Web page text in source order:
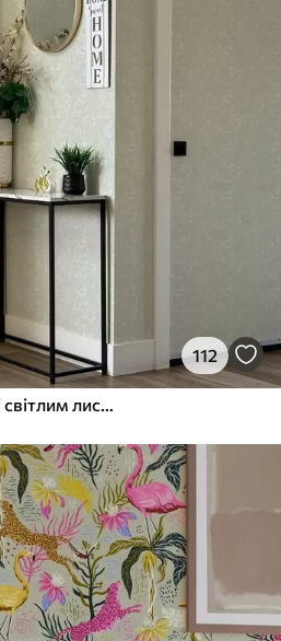
112
Ніжні скручені гілочки зі світлим листям